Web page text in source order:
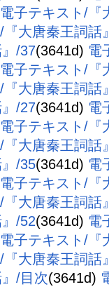
電子テキスト/『
『大唐秦王詞話
/37(3641d) 電
電子テキスト/『
『大唐秦王詞話
/27(3641d) 電
電子テキスト/『
『大唐秦王詞話
/35(3641d) 電
電子テキスト/『
『大唐秦王詞話
/52(3641d) 電
電子テキスト/『
『大唐秦王詞話
/目次(3641d)